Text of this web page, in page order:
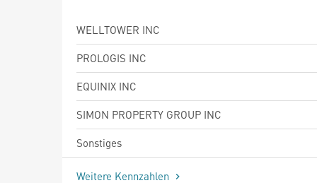
WELLTOWER INC
PROLOGIS INC
EQUINIX INC
SIMON PROPERTY GROUP INC
Sonstiges
Weitere Kennzahlen